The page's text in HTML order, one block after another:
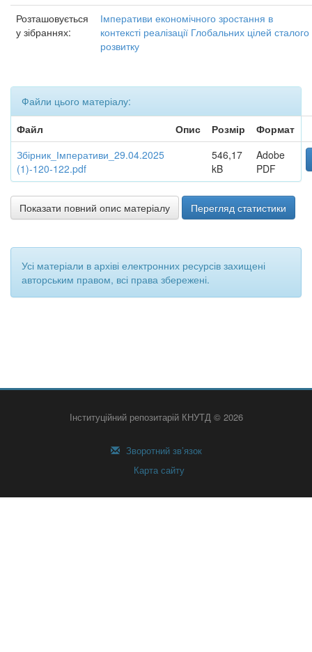
Розташовується
у зібраннях:
Імперативи економічного зростання в
контексті реалізації Глобальних цілей сталого
розвитку
Файли цього матеріалу:
Файл
Опис Розмір
Формат
Збірник_Імперативи_29.04.2025
(1)-120-122.pdf
546,17
kB
Adobe
PDF
Показати повний опис матеріалу Перегляд статистики
Усі матеріали в архіві електронних ресурсів захищені
авторським правом, всі права збережені.
Інституційний репозитарій КНУТД © 2026
Зворотний зв’язок
Карта сайту